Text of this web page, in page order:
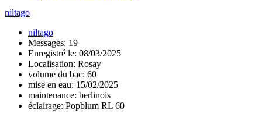
niltago
niltago
Messages: 19
Enregistré le: 08/03/2025
Localisation: Rosay
volume du bac: 60
mise en eau: 15/02/2025
maintenance: berlinois
éclairage: Popblum RL 60